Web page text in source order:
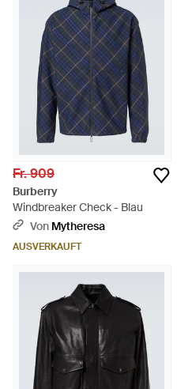
Fr. 909
Burberry
Windbreaker Check - Blau
Von Mytheresa
AUSVERKAUFT